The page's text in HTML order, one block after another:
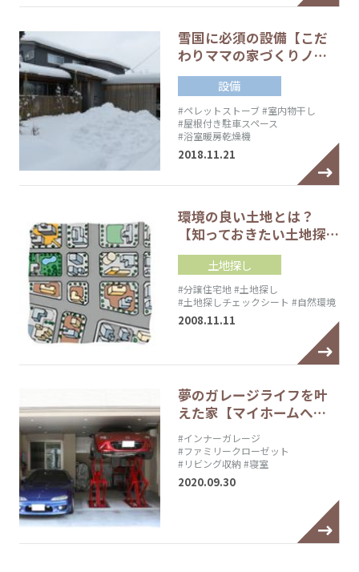
雪国に必須の設備【こだ
わりママの家づくりノ…
設備
#ペレットストーブ#室内物干し
#屋根付き駐車スペース
#浴室暖房乾燥機
2018.11.21
環境の良い土地とは？
【知っておきたい土地探…
土地探し
#分譲住宅地#土地探し
#土地探しチェックシート #自然環境
2008.11.11
夢のガレージライフを叶
えた家【マイホームへ…
#インナーガレージ
#ファミリークローゼット
#リビング収納 #寝室
2020.09.30